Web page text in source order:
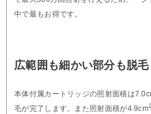
中で最もお得です。
広範囲も細かい部分も脱
本体付属カートリッジの照射面積は
毛が完了します。また照射面積が4.9cm2